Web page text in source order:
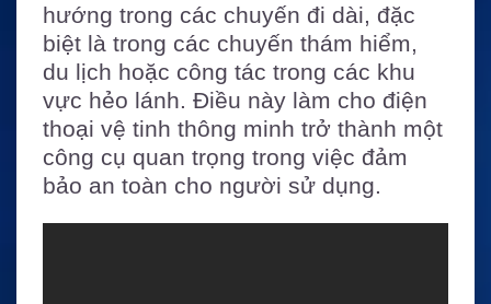
hướng trong các chuyến đi dài, đặc
biệt là trong các chuyến thám hiểm,
du lịch hoặc công tác trong các khu
vực hẻo lánh. Điều này làm cho điện
thoại vệ tinh thông minh trở thành một
công cụ quan trọng trong việc đảm
bảo an toàn cho người sử dụng.